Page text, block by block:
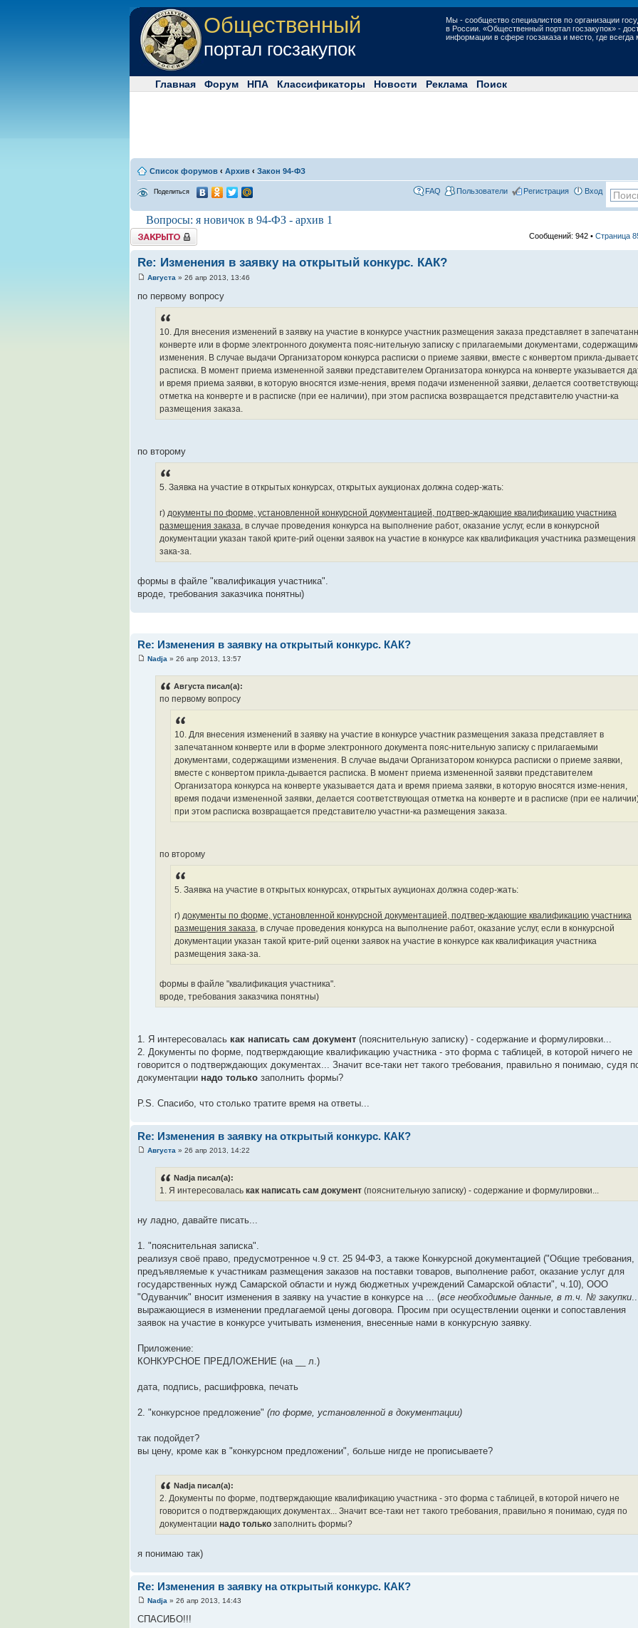
Мы - сообщество специалистов по организации
в России. «Общественный портал госзакупок» -
информации в сфере госзаказа и место, где
Общественный
портал госзакупок
Главная Форум НПА Классификаторы Новости Реклама Поиск
Список форумов ‹ Архив ‹ Закон 94-ФЗ
Поделиться FAQ Пользователи Регистрация Вход
Вопросы: я новичок в 94-ФЗ - архив 1
Tема закрыта Сообщений: 942 • Страница
Re: Изменения в заявку на открытый конкурс. КАК?
Августа » 26 апр 2013, 13:46
по первому вопросу
10. Для внесения изменений в заявку на участие в конкурсе участник размещения заказа представляет в
конверте или в форме электронного документа пояс-нительную записку с прилагаемыми документами,
изменения. В случае выдачи Организатором конкурса расписки о приеме заявки, вместе с конвертом прикла-
расписка. В момент приема измененной заявки представителем Организатора конкурса на конверте указывается
и время приема заявки, в которую вносятся изме-нения, время подачи измененной заявки, делается
отметка на конверте и в расписке (при ее наличии), при этом расписка возвращается представителю участни-ка
размещения заказа.
по второму
5. Заявка на участие в открытых конкурсах, открытых аукционах должна содер-жать:
г) документы по форме, установленной конкурсной документацией, подтвер-ждающие квалификацию участника
размещения заказа, в случае проведения конкурса на выполнение работ, оказание услуг, если в конкурсной
документации указан такой крите-рий оценки заявок на участие в конкурсе как квалификация участника размещения
зака-за.
формы в файле "квалификация участника".
вроде, требования заказчика понятны)
Re: Изменения в заявку на открытый конкурс. КАК?
Nadja » 26 апр 2013, 13:57
Августа писал(а):
по первому вопросу
10. Для внесения изменений в заявку на участие в конкурсе участник размещения заказа представляет в
запечатанном конверте или в форме электронного документа пояс-нительную записку с прилагаемыми
документами, содержащими изменения. В случае выдачи Организатором конкурса расписки о приеме заявки,
вместе с конвертом прикла-дывается расписка. В момент приема измененной заявки представителем
Организатора конкурса на конверте указывается дата и время приема заявки, в которую вносятся изме-нения,
время подачи измененной заявки, делается соответствующая отметка на конверте и в расписке (при ее
при этом расписка возвращается представителю участни-ка размещения заказа.
по второму
5. Заявка на участие в открытых конкурсах, открытых аукционах должна содер-жать:
г) документы по форме, установленной конкурсной документацией, подтвер-ждающие квалификацию участника
размещения заказа, в случае проведения конкурса на выполнение работ, оказание услуг, если в конкурсной
документации указан такой крите-рий оценки заявок на участие в конкурсе как квалификация участника
размещения зака-за.
формы в файле "квалификация участника".
вроде, требования заказчика понятны)
1. Я интересовалась как написать сам документ (пояснительную записку) - содержание и формулировки...
2. Документы по форме, подтверждающие квалификацию участника - это форма с таблицей, в которой ничего не
говорится о подтверждающих документах... Значит все-таки нет такого требования, правильно я понимаю, судя
документации надо только заполнить формы?
P.S. Спасибо, что столько тратите время на ответы...
Re: Изменения в заявку на открытый конкурс. КАК?
Августа » 26 апр 2013, 14:22
Nadja писал(а):
1. Я интересовалась как написать сам документ (пояснительную записку) - содержание и формулировки...
ну ладно, давайте писать...
1. "пояснительная записка".
реализуя своё право, предусмотренное ч.9 ст. 25 94-ФЗ, а также Конкурсной документацией ("Общие требования,
предъявляемые к участникам размещения заказов на поставки товаров, выполнение работ, оказание услуг для
государственных нужд Самарской области и нужд бюджетных учреждений Самарской области", ч.10), ООО
"Одуванчик" вносит изменения в заявку на участие в конкурсе на ... (все необходимые данные, в т.ч. № закупки
выражающиеся в изменении предлагаемой цены договора. Просим при осуществлении оценки и сопоставления
заявок на участие в конкурсе учитывать изменения, внесенные нами в конкурсную заявку.
Приложение:
КОНКУРСНОЕ ПРЕДЛОЖЕНИЕ (на __ л.)
дата, подпись, расшифровка, печать
2. "конкурсное предложение" (по форме, установленной в документации)
так подойдет?
вы цену, кроме как в "конкурсном предложении", больше нигде не прописываете?
Nadja писал(а):
2. Документы по форме, подтверждающие квалификацию участника - это форма с таблицей, в которой ничего не
говорится о подтверждающих документах... Значит все-таки нет такого требования, правильно я понимаю, судя по
документации надо только заполнить формы?
я понимаю так)
Re: Изменения в заявку на открытый конкурс. КАК?
Nadja » 26 апр 2013, 14:43
СПАСИБО!!!